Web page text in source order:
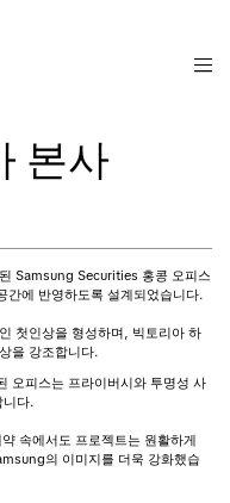
본사
Samsung Securities 홍콩 오피스
간에 반영하도록 설계되었습니다.
첫인상을 형성하며, 빅토리아 하
을 강조합니다.
오피스는 프라이버시와 투명성 사
다.
속에서도 프로젝트는 원활하게
의 이미지를 더욱 강화했습